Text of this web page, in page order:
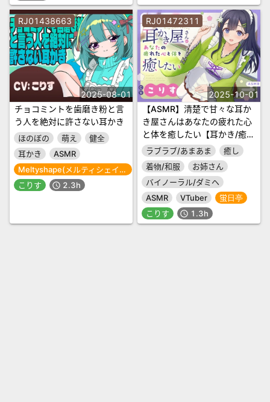
RJ01438663
2025-08-01
チョコミントを歯磨き粉と言
う人を絶対に許さない耳かき
ほのぼの 萌え
健全
耳かき
ASMR
Meltyshape(メルティシェイプ)
こりす
schedule 2.3h
RJ01472311
2025-10-01
【ASMR】清楚で甘々な耳か
き屋さんはあなたの疲れた心
と体を癒したい【耳かき/癒
し/バイノーラル】
ラブラブ/あまあま
癒し
着物/和服
お姉さん
バイノーラル/ダミヘ
ASMR
VTuber
蛍日亭
こりす
schedule 1.3h